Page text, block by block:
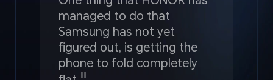
managed to do that
Samsung has not yet
figured out, is getting the
phone to fold completely